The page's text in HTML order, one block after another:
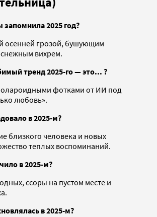
2025 год?
осенней грозой, бушующим
вихрем.
тренд 2025-го — это... ?
фотками от ИИ под
любовь».
в 2025-м?
близкого человека и новых
теплых воспоминаний.
в 2025-м?
ссоры на пустом месте и
в 2025-м?